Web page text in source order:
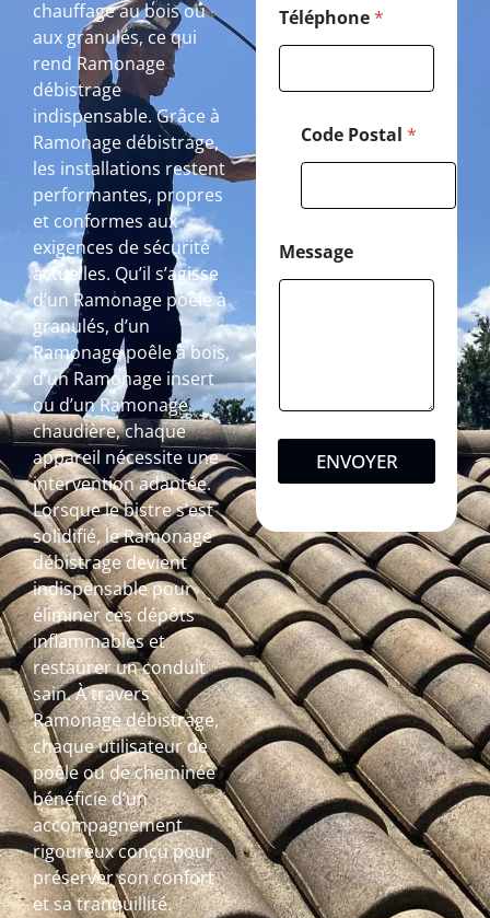
chauffage au bois ou
aux granulés, ce qui
rend Ramonage
débistrage
indispensable. Grâce à
Ramonage débistrage,
les installations restent
performantes, propres
et conformes aux
exigences de sécurité
actuelles. Qu’il s’agisse
d’un Ramonage poêle à
granulés, d’un
Ramonage poêle à bois,
d’un Ramonage insert
ou d’un Ramonage
chaudière, chaque
appareil nécessite une
intervention adaptée.
Lorsque le bistre s’est
solidifié, le Ramonage
débistrage devient
indispensable pour
éliminer ces dépôts
inflammables et
restaurer un conduit
sain. À travers
Ramonage débistrage,
chaque utilisateur de
poêle ou de cheminée
bénéficie d’un
accompagnement
rigoureux conçu pour
préserver son confort
et sa tranquillité.
Téléphone*
Code Postal *
Message
ENVOYER